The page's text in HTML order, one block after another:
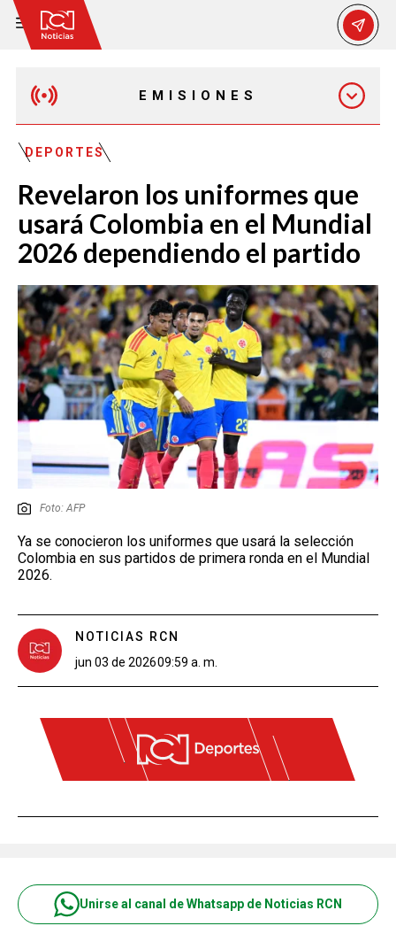
EMISIONES
EMISIÓN 7:00 PM
DEPORTES
Revelaron los uniformes que
usará Colombia en el Mundial
2026 dependiendo el partido
Foto: AFP
Ya se conocieron los uniformes que usará la selección
Colombia en sus partidos de primera ronda en el Mundial
2026.
NOTICIAS RCN
jun 03 de 202609:59 a. m.
Unirse al canal de Whatsapp de Noticias RCN